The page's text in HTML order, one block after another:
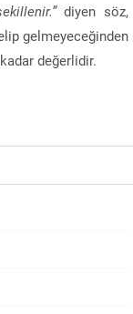
diyen söz,
gelmeyeceğinden
değerlidir.